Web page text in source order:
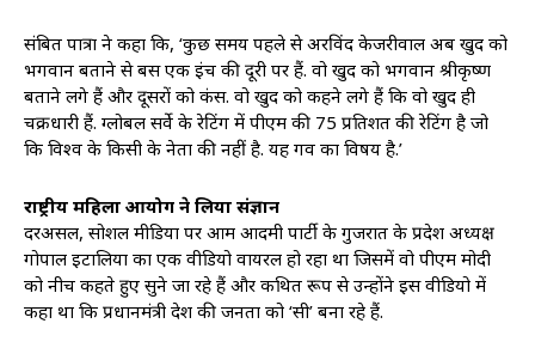
संबित पात्रा ने कहा कि, ‘कुछ समय पहले से अरविंद केजरीवाल अब खुद को
भगवान बताने से बस एक इंच की दूरी पर हैं. वो खुद को भगवान श्रीकृष्ण
बताने लगे हैं और दूसरों को कंस. वो खुद को कहने लगे हैं कि वो खुद ही
चक्रधारी हैं. ग्लोबल सर्वे के रेटिंग में पीएम की 75 प्रतिशत की रेटिंग है जो
कि विश्व के किसी के नेता की नहीं है. यह गर्व का विषय है.’
राष्ट्रीय महिला आयोग ने लिया संज्ञान
दरअसल, सोशल मीडिया पर आम आदमी पार्टी के गुजरात के प्रदेश अध्यक्ष
गोपाल इटालिया का एक वीडियो वायरल हो रहा था जिसमें वो पीएम मोदी
को नीच कहते हुए सुने जा रहे हैं और कथित रूप से उन्होंने इस वीडियो में
कहा था कि प्रधानमंत्री देश की जनता को ‘सी’ बना रहे हैं.